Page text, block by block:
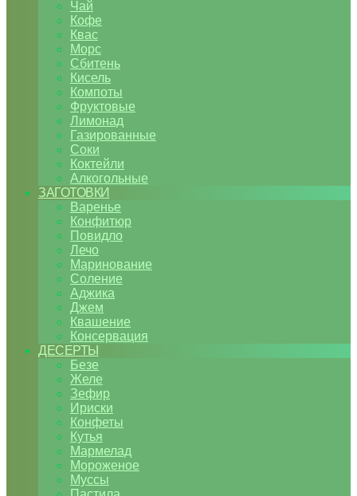
Чай
Кофе
Квас
Морс
Сбитень
Кисель
Компоты
Фруктовые
Лимонад
Газированные
Соки
Коктейли
Алкогольные
ЗАГОТОВКИ
Варенье
Конфитюр
Повидло
Лечо
Маринование
Соление
Аджика
Джем
Квашение
Консервация
ДЕСЕРТЫ
Безе
Желе
Зефир
Ириски
Конфеты
Кутья
Мармелад
Мороженое
Муссы